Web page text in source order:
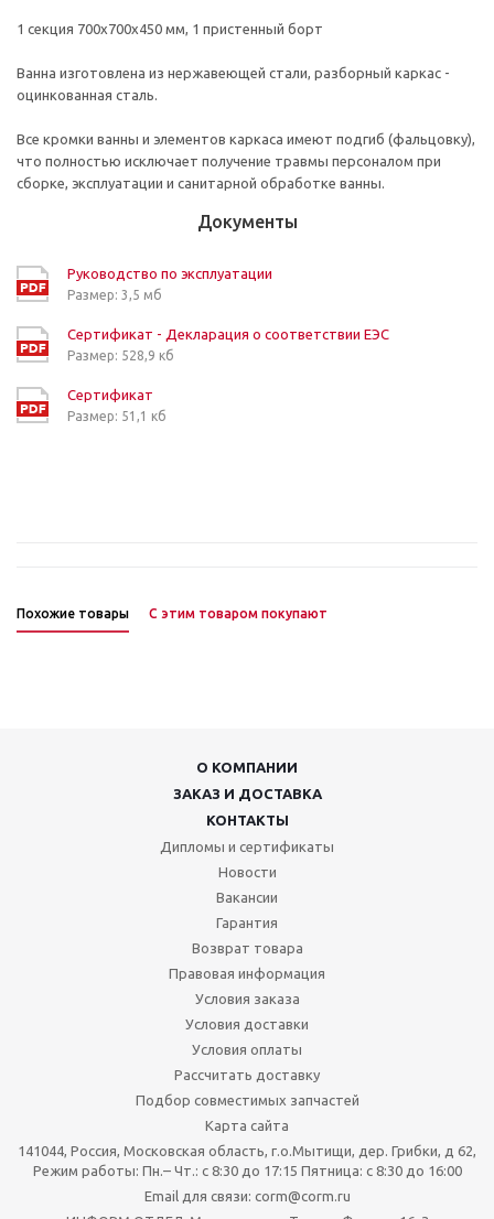
1 секция 700х700х450 мм, 1 пристенный борт
Ванна изготовлена из нержавеющей стали, разборный каркас -
оцинкованная сталь.
Все кромки ванны и элементов каркаса имеют подгиб (фальцовку),
что полностью исключает получение травмы персоналом при
сборке, эксплуатации и санитарной обработке ванны.
Документы
Руководство по эксплуатации
Размер: 3,5 мб
Сертификат - Декларация о соответствии ЕЭС
Размер: 528,9 кб
Сертификат
Размер: 51,1 кб
Похожие товары С этим товаром покупают
О КОМПАНИИ
ЗАКАЗ И ДОСТАВКА
КОНТАКТЫ
Дипломы и сертификаты
Новости
Вакансии
Гарантия
Возврат товара
Правовая информация
Условия заказа
Условия доставки
Условия оплаты
Рассчитать доставку
Подбор совместимых запчастей
Карта сайта
141044, Россия, Московская область, г.о.Мытищи, дер. Грибки, д 62,
Режим работы: Пн.– Чт.: с 8:30 до 17:15 Пятница: c 8:30 до 16:00
Email для связи: corm@corm.ru